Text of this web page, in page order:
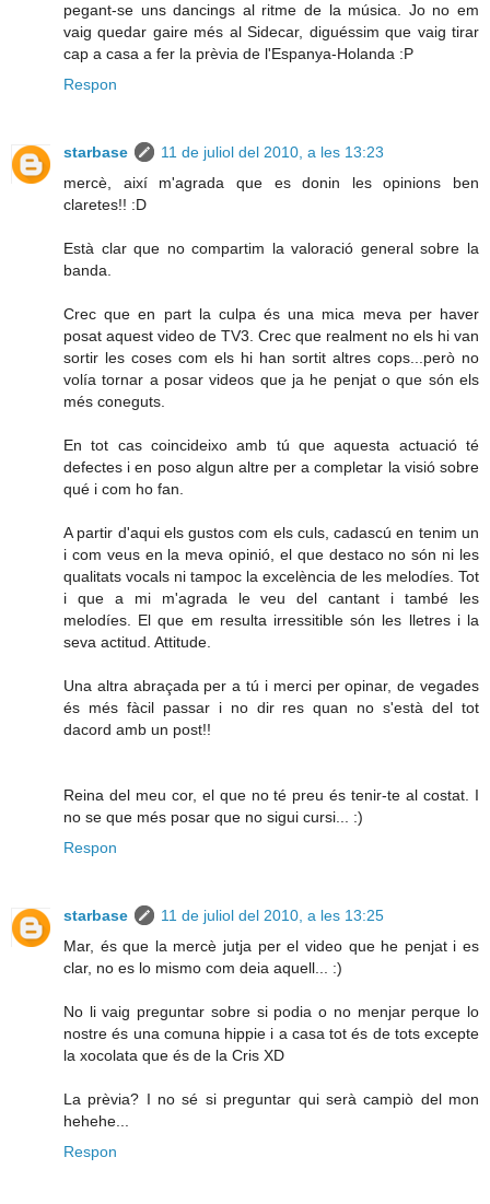
pegant-se uns dancings al ritme de la música. Jo no em
vaig quedar gaire més al Sidecar, diguéssim que vaig tirar
cap a casa a fer la prèvia de l'Espanya-Holanda :P
Respon
starbase
11 de juliol del 2010, a les 13:23
mercè, així m'agrada que es donin les opinions ben
claretes!! :D
Està clar que no compartim la valoració general sobre la
banda.
Crec que en part la culpa és una mica meva per haver
posat aquest video de TV3. Crec que realment no els hi van
sortir les coses com els hi han sortit altres cops...però no
volía tornar a posar videos que ja he penjat o que són els
més coneguts.
En tot cas coincideixo amb tú que aquesta actuació té
defectes i en poso algun altre per a completar la visió sobre
qué i com ho fan.
A partir d'aqui els gustos com els culs, cadascú en tenim un
i com veus en la meva opinió, el que destaco no són ni les
qualitats vocals ni tampoc la excelència de les melodíes. Tot
i que a mi m'agrada le veu del cantant i també les
melodíes. El que em resulta irressitible són les lletres i la
seva actitud. Attitude.
Una altra abraçada per a tú i merci per opinar, de vegades
és més fàcil passar i no dir res quan no s'està del tot
dacord amb un post!!
Reina del meu cor, el que no té preu és tenir-te al costat. I
no se que més posar que no sigui cursi... :)
Respon
starbase
11 de juliol del 2010, a les 13:25
Mar, és que la mercè jutja per el video que he penjat i es
clar, no es lo mismo com deia aquell... :)
No li vaig preguntar sobre si podia o no menjar perque lo
nostre és una comuna hippie i a casa tot és de tots excepte
la xocolata que és de la Cris XD
La prèvia? I no sé si preguntar qui serà campiò del mon
hehehe...
Respon